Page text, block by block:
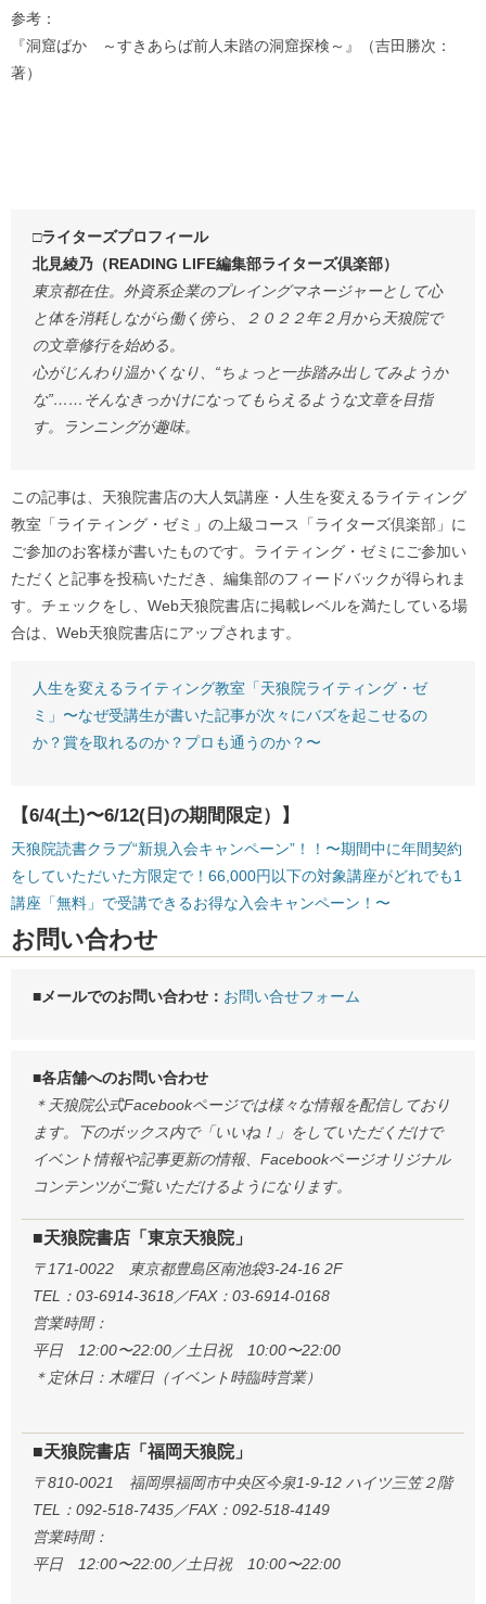
参考：
『洞窟ばか ～すきあらば前人未踏の洞窟探検～』（吉田勝次：
著）
□ライターズプロフィール
北見綾乃（READING LIFE編集部ライターズ倶楽部）
東京都在住。外資系企業のプレイングマネージャーとして心
と体を消耗しながら働く傍ら、２０２２年２月から天狼院で
の文章修行を始める。
心がじんわり温かくなり、“ちょっと一歩踏み出してみようか
な”……そんなきっかけになってもらえるような文章を目指
す。ランニングが趣味。
この記事は、天狼院書店の大人気講座・人生を変えるライティング
教室「ライティング・ゼミ」の上級コース「ライターズ倶楽部」に
ご参加のお客様が書いたものです。ライティング・ゼミにご参加い
ただくと記事を投稿いただき、編集部のフィードバックが得られま
す。チェックをし、Web天狼院書店に掲載レベルを満たしている場
合は、Web天狼院書店にアップされます。
人生を変えるライティング教室「天狼院ライティング・ゼ
ミ」〜なぜ受講生が書いた記事が次々にバズを起こせるの
か？賞を取れるのか？プロも通うのか？〜
【6/4(土)〜6/12(日)の期間限定）】
天狼院読書クラブ“新規入会キャンペーン”！！〜期間中に年間契約
をしていただいた方限定で！66,000円以下の対象講座がどれでも1
講座「無料」で受講できるお得な入会キャンペーン！〜
お問い合わせ
■メールでのお問い合わせ： お問い合せフォーム
■各店舗へのお問い合わせ
＊天狼院公式Facebookページでは様々な情報を配信しており
ます。下のボックス内で「いいね！」をしていただくだけで
イベント情報や記事更新の情報、Facebookページオリジナル
コンテンツがご覧いただけるようになります。
■天狼院書店「東京天狼院」
〒171-0022 東京都豊島区南池袋3-24-16 2F
TEL：03-6914-3618／FAX：03-6914-0168
営業時間：
平日 12:00〜22:00／土日祝 10:00〜22:00
＊定休日：木曜日（イベント時臨時営業）
■天狼院書店「福岡天狼院」
〒810-0021 福岡県福岡市中央区今泉1-9-12 ハイツ三笠２階
TEL：092-518-7435／FAX：092-518-4149
営業時間：
平日 12:00〜22:00／土日祝 10:00〜22:00